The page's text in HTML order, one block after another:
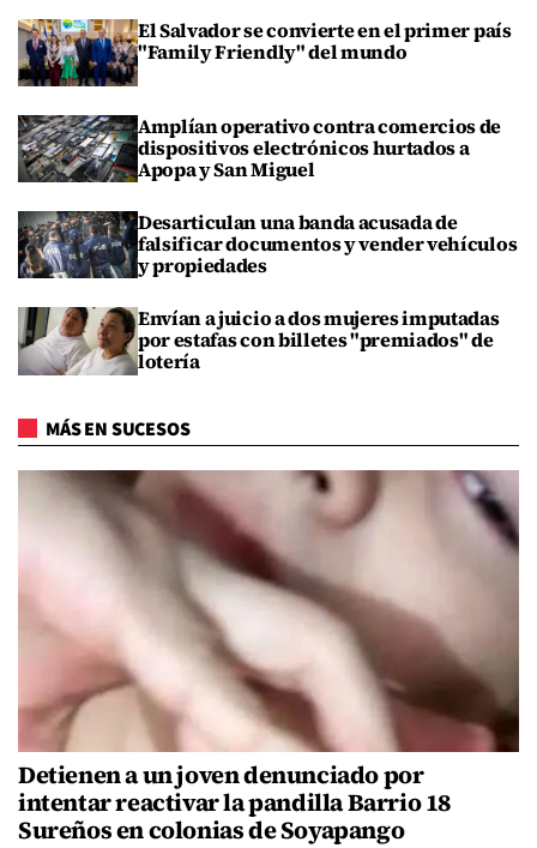
El Salvador se convierte en el primer país
"Family Friendly" del mundo
Amplían operativo contra comercios de
dispositivos electrónicos hurtados a
Apopa y San Miguel
Desarticulan una banda acusada de
falsificar documentos y vender vehículos
y propiedades
Envían a juicio a dos mujeres imputadas
por estafas con billetes "premiados" de
lotería
MÁS EN SUCESOS
Detienen a un joven denunciado por
intentar reactivar la pandilla Barrio 18
Sureños en colonias de Soyapango